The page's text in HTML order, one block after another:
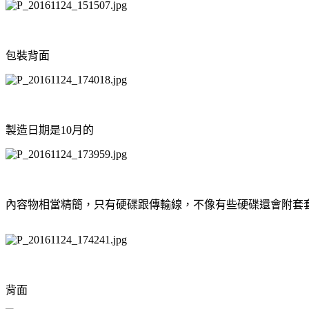
包裝背面
製造日期是10月的
內容物相當精簡，只有硬碟跟傳輸線，不像有些硬碟還會附套
背面